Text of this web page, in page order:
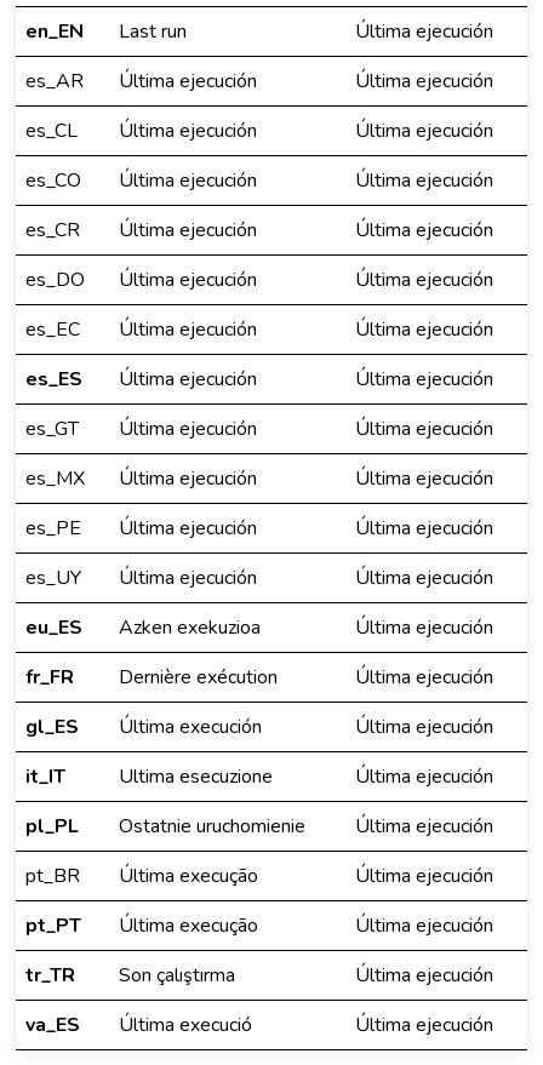
en_EN
Last run
Última ejecución
es_AR
Última ejecución
Última ejecución
es_CL
Última ejecución
Última ejecución
es_CO
Última ejecución
Última ejecución
es_CR
Última ejecución
Última ejecución
es_DO
Última ejecución
Última ejecución
es_EC
Última ejecución
Última ejecución
es_ES
Última ejecución
Última ejecución
es_GT
Última ejecución
Última ejecución
es_MX
Última ejecución
Última ejecución
es_PE
Última ejecución
Última ejecución
es_UY
Última ejecución
Última ejecución
eu_ES
Azken exekuzioa
Última ejecución
fr_FR
Dernière exécution
Última ejecución
gl_ES
Última execución
Última ejecución
it_IT
Ultima esecuzione
Última ejecución
pl_PL
Ostatnie uruchomienie
Última ejecución
pt_BR
Última execução
Última ejecución
pt_PT
Última execução
Última ejecución
tr_TR
Son çalıştırma
Última ejecución
va_ES
Última execució Última ejecución